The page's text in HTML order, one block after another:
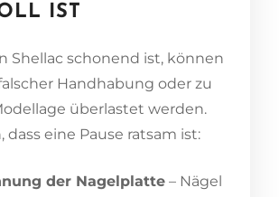
IST
Shellac schonend ist, können
Handhabung oder zu
überlastet werden.
dass eine Pause ratsam ist:
der Nagelplatte – Nägel